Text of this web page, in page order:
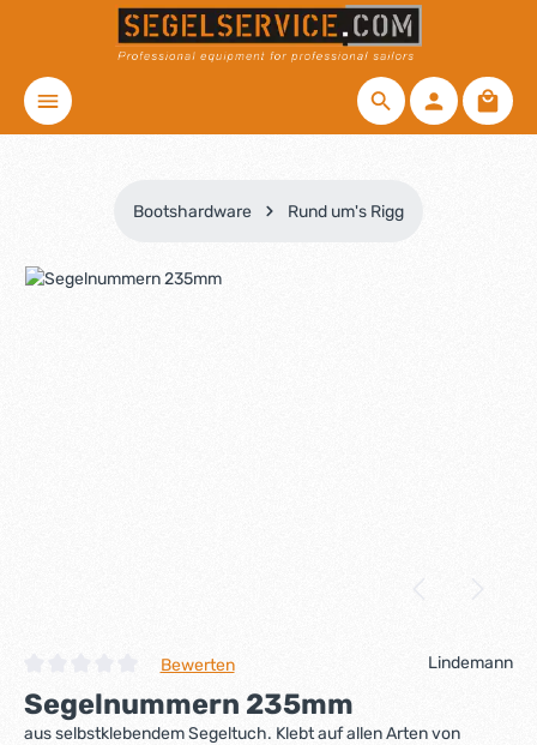
Zum Hauptinhalt springen
Bootshardware Rund um's Rigg
Bildergalerie überspringen
Durchschnittliche Bewertung von 0 von 5 Sternen
Bewerten Lindemann
Segelnummern 235mm
aus selbstklebendem Segeltuch. Klebt auf allen Arten von